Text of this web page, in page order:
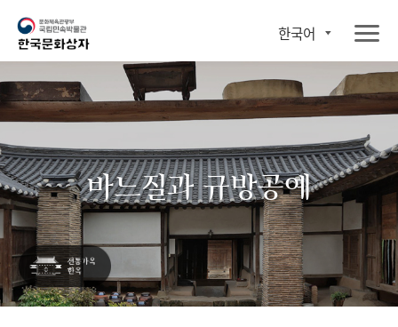
한국어
바느질과 규방공예